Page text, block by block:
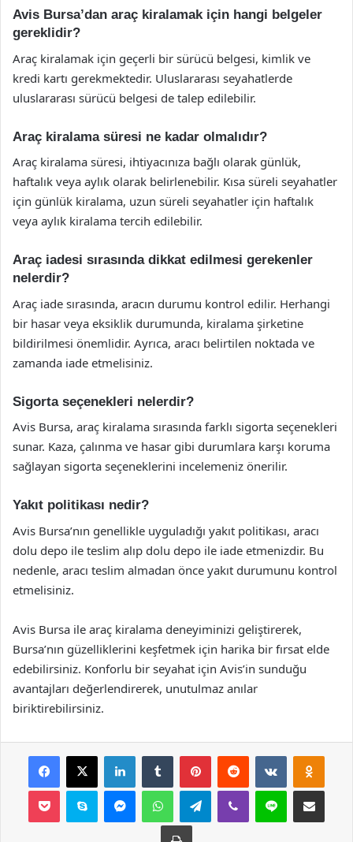
Avis Bursa’dan araç kiralamak için hangi belgeler
gereklidir?
Araç kiralamak için geçerli bir sürücü belgesi, kimlik ve
kredi kartı gerekmektedir. Uluslararası seyahatlerde
uluslararası sürücü belgesi de talep edilebilir.
Araç kiralama süresi ne kadar olmalıdır?
Araç kiralama süresi, ihtiyacınıza bağlı olarak günlük,
haftalık veya aylık olarak belirlenebilir. Kısa süreli seyahatler
için günlük kiralama, uzun süreli seyahatler için haftalık
veya aylık kiralama tercih edilebilir.
Araç iadesi sırasında dikkat edilmesi gerekenler
nelerdir?
Araç iade sırasında, aracın durumu kontrol edilir. Herhangi
bir hasar veya eksiklik durumunda, kiralama şirketine
bildirilmesi önemlidir. Ayrıca, aracı belirtilen noktada ve
zamanda iade etmelisiniz.
Sigorta seçenekleri nelerdir?
Avis Bursa, araç kiralama sırasında farklı sigorta seçenekleri
sunar. Kaza, çalınma ve hasar gibi durumlara karşı koruma
sağlayan sigorta seçeneklerini incelemeniz önerilir.
Yakıt politikası nedir?
Avis Bursa’nın genellikle uyguladığı yakıt politikası, aracı
dolu depo ile teslim alıp dolu depo ile iade etmenizdir. Bu
nedenle, aracı teslim almadan önce yakıt durumunu kontrol
etmelisiniz.
Avis Bursa ile araç kiralama deneyiminizi geliştirerek,
Bursa’nın güzelliklerini keşfetmek için harika bir fırsat elde
edebilirsiniz. Konforlu bir seyahat için Avis’in sunduğu
avantajları değerlendirerek, unutulmaz anılar
biriktirebilirsiniz.
Facebook
X LinkedInTumblr PinterestReddit VKontakte
Pocket Skype MessengerWhatsAppTelegramViber Line E-Posta ile
Yazdır